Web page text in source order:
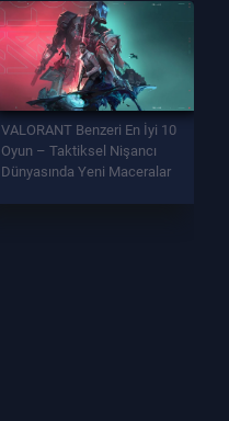
VALORANT Benzeri En İyi 10
Oyun – Taktiksel Nişancı
Dünyasında Yeni Maceralar